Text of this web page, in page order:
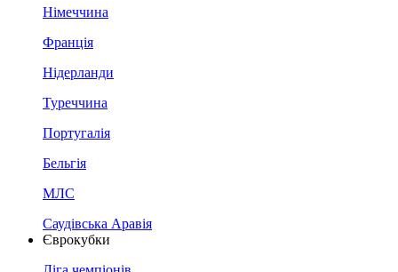
Німеччина
Франція
Нідерланди
Туреччина
Португалія
Бельгія
МЛС
Саудівська Аравія
Єврокубки